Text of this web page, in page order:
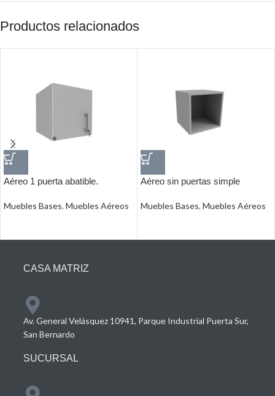
Productos relacionados
Aéreo 1 puerta abatible.
Muebles Bases, Muebles Aéreos
Aéreo sin puertas simple
Muebles Bases, Muebles Aéreos
CASA MATRIZ
Av. General Velásquez 10941, Parque Industrial Puerta Sur,
San Bernardo
SUCURSAL